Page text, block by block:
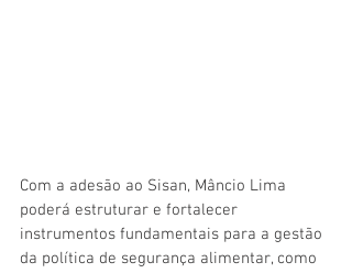
Com a adesão ao Sisan, Mâncio Lima
poderá estruturar e fortalecer
instrumentos fundamentais para a gestão
da política de segurança alimentar, como